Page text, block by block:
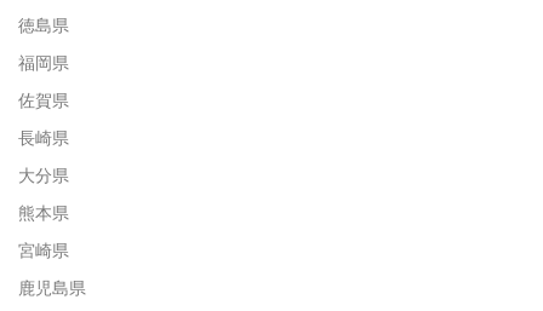
徳島県
福岡県
佐賀県
長崎県
大分県
熊本県
宮崎県
鹿児島県